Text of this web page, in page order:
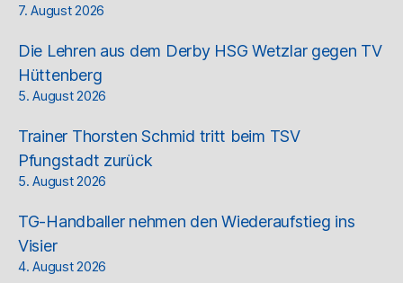
7. August 2026
Die Lehren aus dem Derby HSG Wetzlar gegen TV
Hüttenberg
5. August 2026
Trainer Thorsten Schmid tritt beim TSV
Pfungstadt zurück
5. August 2026
TG-Handballer nehmen den Wiederaufstieg ins
Visier
4. August 2026